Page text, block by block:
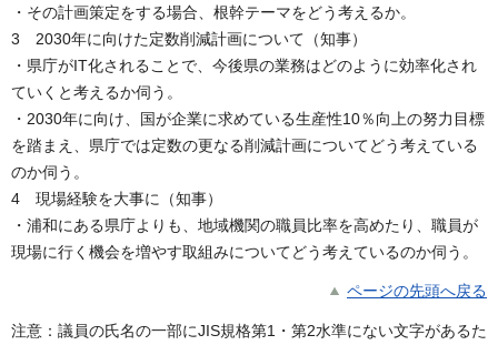
・その計画策定をする場合、根幹テーマをどう考えるか。
3 2030年に向けた定数削減計画について（知事）
・県庁がIT化されることで、今後県の業務はどのように効率化され
ていくと考えるか伺う。
・2030年に向け、国が企業に求めている生産性10％向上の努力目標
を踏まえ、県庁では定数の更なる削減計画についてどう考えている
のか伺う。
4 現場経験を大事に（知事）
・浦和にある県庁よりも、地域機関の職員比率を高めたり、職員が
現場に行く機会を増やす取組みについてどう考えているのか伺う。
ページの先頭へ戻る
注意：議員の氏名の一部にJIS規格第1・第2水準にない文字があるた